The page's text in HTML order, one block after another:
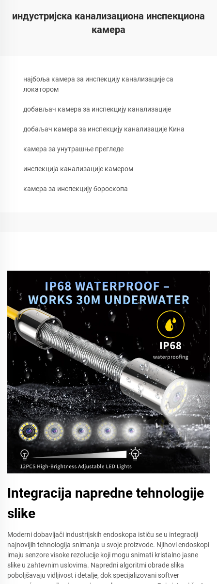
индустријска канализациона инспекциона
камера
најбоља камера за инспекцију канализације са
локатором
добављач камера за инспекцију канализације
добаљач камера за инспекцију канализације Кина
камера за унутрашње прегледе
инспекција канализације камером
камера за инспекцију бороскопа
Integracija napredne tehnologije
slike
Moderni dobavljači industrijskih endoskopa ističu se u integraciji
najnovijih tehnologija snimanja u svoje proizvode. Njihovi endoskopi
imaju senzore visoke rezolucije koji mogu snimati kristalno jasne
slike u zahtevnim uslovima. Napredni algoritmi obrade slika
poboljšavaju vidljivost i detalje, dok specijalizovani softver